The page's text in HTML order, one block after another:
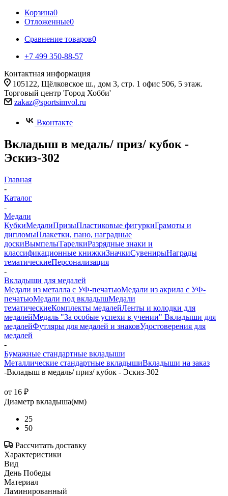
Корзина0
Отложенные0
Сравнение товаров0
+7 499 350-88-57
Контактная информация
105122, Щёлковское ш., дом 3, стр. 1 офис 506, 5 этаж.
Торговый центр 'Город Хобби'
zakaz@sportsimvol.ru
Вконтакте
Вкладыш в медаль/ приз/ кубок -
Эскиз-302
Главная
-
Каталог
-
Медали
КубкиМедалиПризыПластиковые фигуркиГрамоты и
дипломыПлакетки, пано, наградные
доскиВымпелыТарелкиРазрядные знаки и
классификационные книжкиЗначкиСувенирыНаграды
тематическиеПерсонализация
-
Вкладыши для медалей
Медали из металла с УФ-печатьюМедали из акрила с УФ-
печатьюМедали под вкладышМедали
тематическиеКомплекты медалейЛенты и колодки для
медалейМедаль "За особые успехи в учении" Вкладыши для
медалейФутляры для медалей и знаковУдостоверения для
медалей
-
Бумажные стандартные вкладыши
Металлические стандартные вкладышиВкладыши на заказ
-Вкладыш в медаль/ приз/ кубок - Эскиз-302
от 16 ₽
Диаметр вкладыша(мм)
25
50
Рассчитать доставку
Характеристики
Вид
День Победы
Материал
Ламинированный